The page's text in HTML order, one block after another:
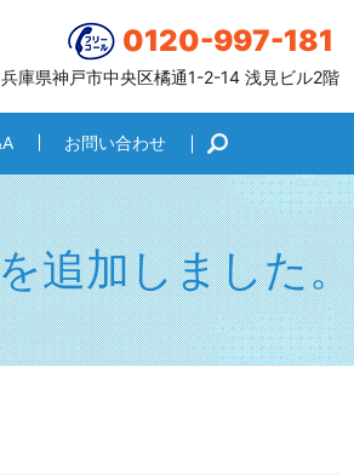
0120-997-181
庫県神戸市中央区橘通1-2-14 浅見ビル2階
お問い合わせ search
追加しました。